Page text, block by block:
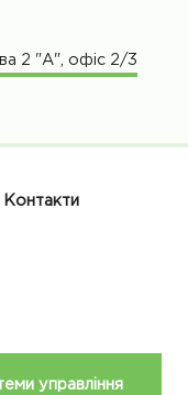
2 "А", офіс 2/3
Контакти
управління